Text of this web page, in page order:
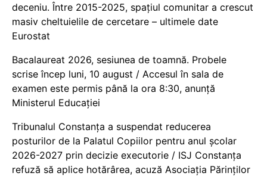
deceniu. Între 2015-2025, spațiul comunitar a crescut
masiv cheltuielile de cercetare – ultimele date
Eurostat
Bacalaureat 2026, sesiunea de toamnă. Probele
scrise încep luni, 10 august / Accesul în sala de
examen este permis până la ora 8:30, anunță
Ministerul Educației
Tribunalul Constanța a suspendat reducerea
posturilor de la Palatul Copiilor pentru anul școlar
2026-2027 prin decizie executorie / ISJ Constanța
refuză să aplice hotărârea, acuză Asociația Părinților